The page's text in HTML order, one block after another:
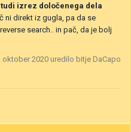
tudi izrez določenega dela
ni direkt iz gugla, pa da se
search.. in pač, da je bolj
oktober 2020 uredilo bitje DaCapo